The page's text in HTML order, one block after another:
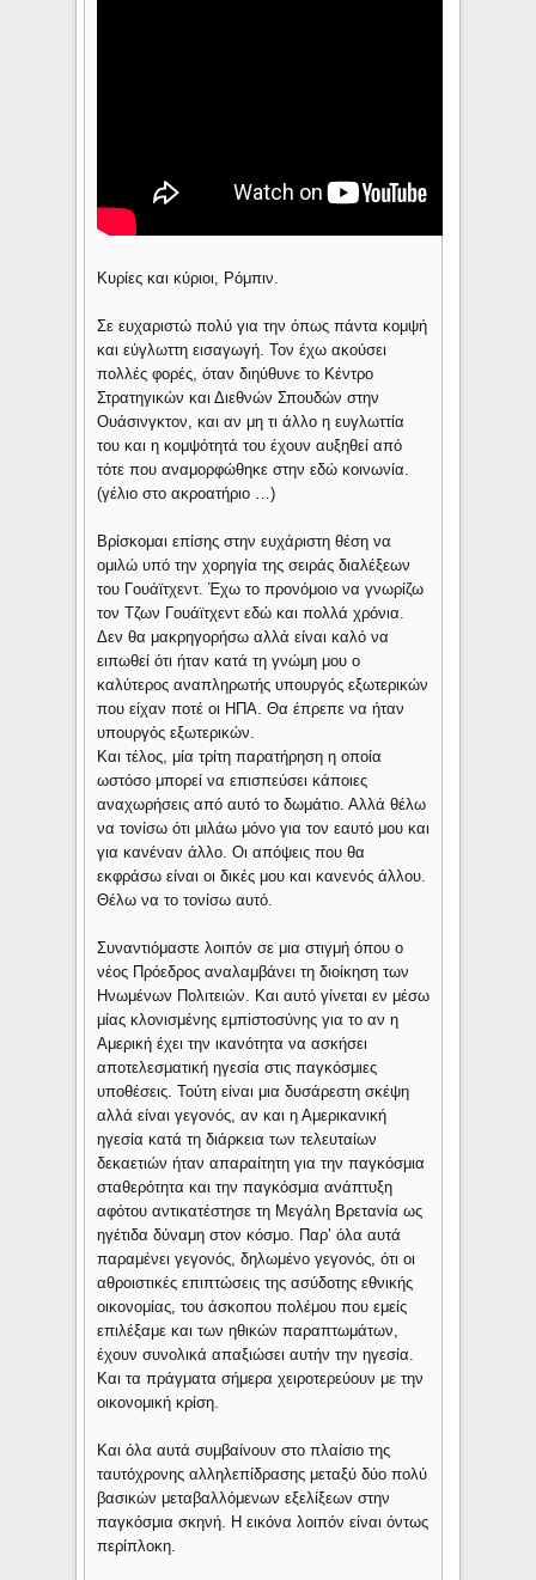
Κυρίες και κύριοι, Ρόμπιν.
Σε ευχαριστώ πολύ για την όπως πάντα κομψή
και εύγλωττη εισαγωγή. Τον έχω ακούσει
πολλές φορές, όταν διηύθυνε το Κέντρο
Στρατηγικών και Διεθνών Σπουδών στην
Ουάσινγκτον, και αν μη τι άλλο η ευγλωττία
του και η κομψότητά του έχουν αυξηθεί από
τότε που αναμορφώθηκε στην εδώ κοινωνία.
(γέλιο στο ακροατήριο …)
Βρίσκομαι επίσης στην ευχάριστη θέση να
ομιλώ υπό την χορηγία της σειράς διαλέξεων
του Γουάϊτχεντ. Έχω το προνόμοιο να γνωρίζω
τον Τζων Γουάϊτχεντ εδώ και πολλά χρόνια.
Δεν θα μακρηγορήσω αλλά είναι καλό να
ειπωθεί ότι ήταν κατά τη γνώμη μου ο
καλύτερος αναπληρωτής υπουργός εξωτερικών
που είχαν ποτέ οι ΗΠΑ. Θα έπρεπε να ήταν
υπουργός εξωτερικών.
Και τέλος, μία τρίτη παρατήρηση η οποία
ωστόσο μπορεί να επισπεύσει κάποιες
αναχωρήσεις από αυτό το δωμάτιο. Αλλά θέλω
να τονίσω ότι μιλάω μόνο για τον εαυτό μου και
για κανέναν άλλο. Οι απόψεις που θα
εκφράσω είναι οι δικές μου και κανενός άλλου.
Θέλω να το τονίσω αυτό.
Συναντιόμαστε λοιπόν σε μια στιγμή όπου ο
νέος Πρόεδρος αναλαμβάνει τη διοίκηση των
Ηνωμένων Πολιτειών. Και αυτό γίνεται εν μέσω
μίας κλονισμένης εμπiστοσύνης για το αν η
Αμερική έχει την ικανότητα να ασκήσει
αποτελεσματική ηγεσία στις παγκόσμιες
υποθέσεις. Τούτη είναι μια δυσάρεστη σκέψη
αλλά είναι γεγονός, αν και η Αμερικανική
ηγεσία κατά τη διάρκεια των τελευταίων
δεκαετιών ήταν απαραίτητη για την παγκόσμια
σταθερότητα και την παγκόσμια ανάπτυξη
αφότου αντικατέστησε τη Μεγάλη Βρετανία ως
ηγέτιδα δύναμη στον κόσμο. Παρ’ όλα αυτά
παραμένει γεγονός, δηλωμένο γεγονός, ότι οι
αθροιστικές επιπτώσεις της ασύδοτης εθνικής
οικονομίας, του άσκοπου πολέμου που εμείς
επιλέξαμε και των ηθικών παραπτωμάτων,
έχουν συνολικά απαξιώσει αυτήν την ηγεσία.
Και τα πράγματα σήμερα χειροτερεύουν με την
οικονομική κρίση.
Και όλα αυτά συμβαίνουν στο πλαίσιο της
ταυτόχρονης αλληλεπίδρασης μεταξύ δύο πολύ
βασικών μεταβαλλόμενων εξελίξεων στην
παγκόσμια σκηνή. Η εικόνα λοιπόν είναι όντως
περίπλοκη.